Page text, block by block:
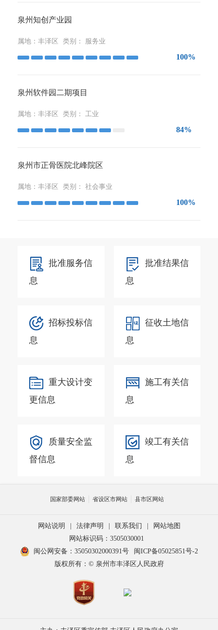
泉州知创产业园
属地： 丰泽区 类别： 服务业
100%
泉州软件园二期项目
属地： 丰泽区 类别： 工业
84%
泉州市正骨医院北峰院区
属地： 丰泽区 类别： 社会事业
100%
批准服务信
息
批准结果信
息
招标投标信
息
征收土地信
息
重大设计变
更信息
施工有关信
息
质量安全监
督信息
竣工有关信
息
国家部委网站 省设区市网站 县市区网站
网站说明 | 法律声明 | 联系我们 |
网站地图
网站标识码：3505030001
闽公网安备：35050302000391号
闽ICP备05025851号-2
版权所有：© 泉州市丰泽区人民政府